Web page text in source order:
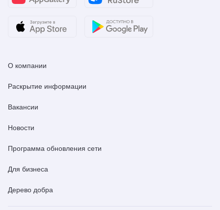
О компании
Раскрытие информации
Вакансии
Новости
Программа обновления сети
Для бизнеса
Дерево добра